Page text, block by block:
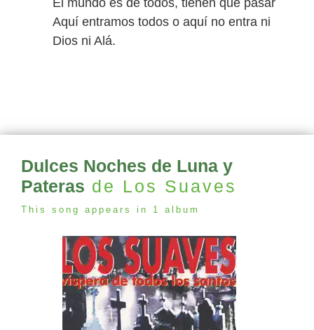
El mundo es de todos, tienen que pasar
Aquí entramos todos o aquí no entra ni
Dios ni Alá.
Dulces Noches de Luna y
Pateras de Los Suaves
This song appears in 1 album